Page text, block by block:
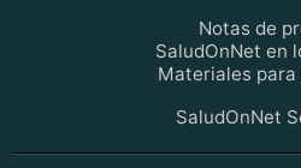
Notas de
SaludOnNet en
Materiales para
SaludOnNet